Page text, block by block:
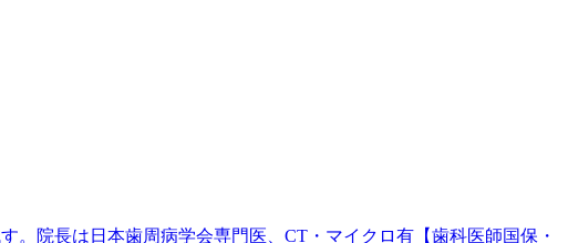
。院長は日本歯周病学会専門医、CT・マイクロ有【歯科医師国保・